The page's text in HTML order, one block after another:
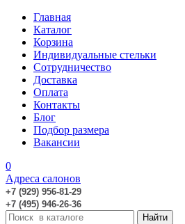
Главная
Каталог
Корзина
Индивидуальные стельки
Сотрудничество
Доставка
Оплата
Контакты
Блог
Подбор размера
Вакансии
0
Адреса салонов
+7 (929) 956-81-29
+7 (495) 946-26-36